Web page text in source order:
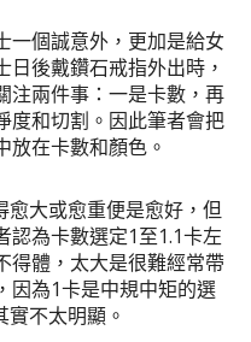
一個誠意外，更加是給女
後戴鑽石戒指外出時，
注兩件事：一是卡數，再
度和切割。因此筆者會把
放在卡數和顏色。
大或愈重便是愈好，但
認為卡數選定1至1.1卡左
得體，太大是很難經常帶
因為1卡是中規中矩的選
不太明顯。